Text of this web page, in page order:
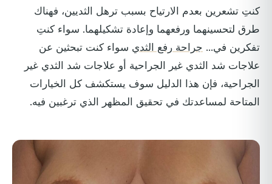
كنتِ تشعرين بعدم الارتياح بسبب ترهل الثديين، فهناك
طرق لتحسينهما ورفعهما وإعادة تشكيلهما. سواء كنتِ
تفكرين في... جراحة رفع الثدي سواء كنت تبحثين عن
علاجات شد الثدي غير الجراحية أو علاجات شد الثدي غير
الجراحية، فإن هذا الدليل سوف يستكشف كل الخيارات
المتاحة لمساعدتك في تحقيق المظهر الذي ترغبين فيه.